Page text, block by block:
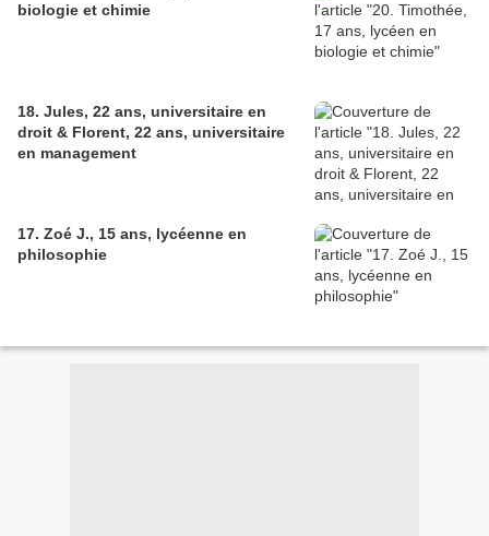
biologie et chimie
18. Jules, 22 ans, universitaire en
droit & Florent, 22 ans, universitaire
en management
17. Zoé J., 15 ans, lycéenne en
philosophie